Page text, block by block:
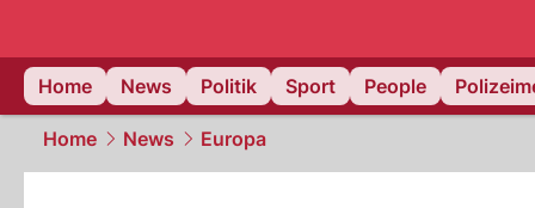
Home News Politik Sport People
Home News Europa